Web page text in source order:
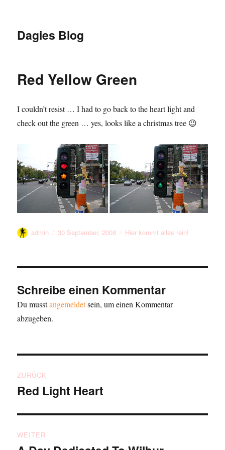
Dagies Blog
Red Yellow Green
I couldn’t resist … I had to go back to the heart light and
check out the green … yes, looks like a christmas tree 😉
Autor
admin
Veröffentlicht
30 September, 2008 Kategorien
Hier kommt alles rein!
Schreibe einen Kommentar
Du musstangemeldetsein, um einen Kommentar
abzugeben.
ZURÜCK
Vorheriger
Red Light Heart
WEITER